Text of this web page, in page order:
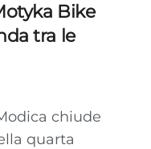
Bike
tra le
chiude
quarta